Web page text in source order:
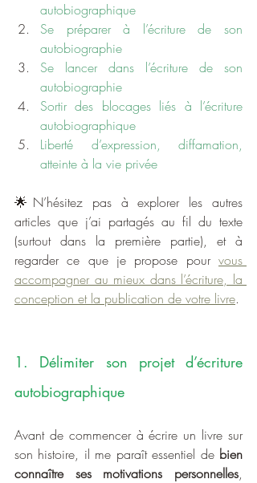
autobiographique
Se préparer à l’écriture de son
autobiographie
Se lancer dans l’écriture de son
autobiographie
Sortir des blocages liés à l’écriture
autobiographique
Liberté d’expression, diffamation,
atteinte à la vie privée
🌟N’hésitez pas à explorer les autres
articles que j’ai partagés au fil du texte
(surtout dans la première partie), et à
regarder ce que je propose pour vous
accompagner au mieux dans l’écriture, la
conception et la publication de votre livre.
1. Délimiter son projet d’écriture
autobiographique
Avant de commencer à écrire un livre sur
son histoire, il me paraît essentiel de bien
connaître ses motivations personnelles,